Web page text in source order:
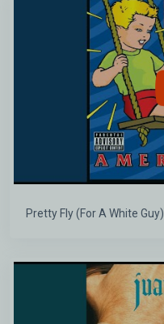
Pretty Fly (For A White Guy)